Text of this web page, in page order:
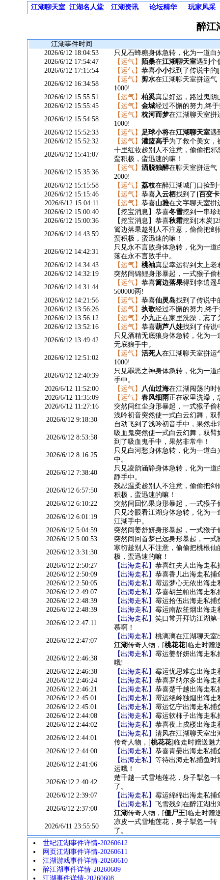
江湖聊天室 江湖名人堂 江湖资讯 论坛精华 玩家风采
醉江
江湖事件时间
2026/6/12 18:04:53
只见石蜂糖身体急转，化为一道
2026/6/12 17:54:47
【运气】 陌桑在江湖聊天室遇到个
2026/6/12 17:15:54
【运气】 恭喜小小找到了传说中的
2026/6/12 16:34:58
【运气】 剪水在江湖聊天室拼运气
1000!
2026/6/12 15:55:51
【运气】 柏奚真是好运，路过鬼阴
2026/6/12 15:55:45
【运气】 金城经过不懈的努力,终
2026/6/12 15:54:58
【运气】 枕河而梦在江湖聊天室拼
1000!
2026/6/12 15:52:33
【运气】 足球小将在江湖聊天室遇
2026/6/12 15:52:32
【运气】 灌篮高手为了救个美女，
2026/6/12 15:41:07
十里红妆趁别人不注意，偷偷把邪
蛮积极，蛮迅速的嘛！
2026/6/12 15:35:36
【运气】 洒脱独醉在聊天室拼运气
2000!
2026/6/12 15:15:58
【运气】 荔枝在醉江湖城门口捡到
2026/6/12 15:15:46
【运气】 恭喜 入云栖找到了 [百变
2026/6/12 15:04:11
【运气】 恭喜山雅在文字聊天室拼
2026/6/12 15:00:40
【挖宝消息】恭喜冬雪挖到一串珍
2026/6/12 15:00:36
【挖宝消息】恭喜秋霜挖到[木炭]2
2026/6/12 14:43:59
篱边落果趁别人不注意，偷偷把剑
蛮积极，蛮迅速的嘛！
2026/6/12 14:42:31
只见永不言败身体急转，化为一
落在永不言败手中。
2026/6/12 14:34:43
【运气】 桃袖真是幸运得到太上老
2026/6/12 14:32:19
突然间锦鲤身形暴起，一式猴子
2026/6/12 14:31:44
【运气】 恭喜篱边落果得到李逍遥
500000两!
2026/6/12 14:21:56
【运气】 恭喜仙灵岛找到了传说中
2026/6/12 13:56:26
【运气】 执歌经过不懈的努力,终
2026/6/12 13:56:12
【运气】 小九正在家里洗澡，忘了
2026/6/12 13:52:16
【运气】 恭喜葫芦八娃找到了传说
2026/6/12 13:49:42
只见酒精无底狼身体急转，化为
无底狼手中。
2026/6/12 12:51:02
【运气】 活死人在江湖聊天室拼运
1000!
2026/6/12 12:40:39
只见罪恶之神身体急转，化为一
手中。
2026/6/12 11:52:00
【运气】 八仙过海在江湖闯荡的时
2026/6/12 11:35:09
【运气】 春风细雨正在家里洗澡，
2026/6/12 11:27:16
突然间红尘身形暴起，一式猴子
2026/6/12 9:18:30
浅吟初音突然使一式白云幻舞，
自动飞到了浅吟初音手中，果然非
2026/6/12 8:53:58
吸血鬼突然使一式白云幻舞，双
到了吸血鬼手中，果然非常牛！
2026/6/12 8:16:25
只见白河愁身体急转，化为一道
中。
2026/6/12 7:38:40
只见凌韵涵静身体急转，化为一
静手中。
2026/6/12 6:57:50
残忍温柔趁别人不注意，偷偷把剑
积极，蛮迅速的嘛！
2026/6/12 6:10:22
突然间回忆果身形暴起，一式猴
2026/6/12 6:01:19
只见冷眼看江湖身体急转，化为
江湖手中。
2026/6/12 5:04:59
突然间姜舒妍身形暴起，一式猴
2026/6/12 5:00:53
突然间回首梦已远身形暴起，一
2026/6/12 3:31:30
寒衍趁别人不注意，偷偷把桃根仙
极，蛮迅速的嘛！
2026/6/12 2:50:27
【出海走私】 恭喜红夫人出海走
2026/6/12 2:50:09
【出海走私】 恭喜香儿出海走私
2026/6/12 2:50:05
【出海走私】 霉运梦心无依出海走
2026/6/12 2:49:07
【出海走私】 恭喜胡兰帕出海走
2026/6/12 2:48:39
【出海走私】 霉运拾伍出海走私捕
2026/6/12 2:48:39
【出海走私】 霉运南故笙烟出海走
2026/6/12 2:47:11
【出海走私】 笑口常开拜访江湖第
慕啊！
2026/6/12 2:47:07
【出海走私】 桃漓漓在江湖聊天室
江湖传奇人物，[桃花花]临走时赠
2026/6/12 2:46:38
【出海走私】 霉运姜舒妍出海走私
哦!
2026/6/12 2:46:38
【出海走私】 霉运忧思难忘出海走
2026/6/12 2:46:24
【出海走私】 恭喜罗纳尔多出海
2026/6/12 2:46:21
【出海走私】 恭喜楚千越出海走
2026/6/12 2:45:01
【出海走私】 霉运绝岭独烟出海走
2026/6/12 2:45:01
【出海走私】 霉运忆宁出海走私捕
2026/6/12 2:44:08
【出海走私】 霉运软柿子出海走私
2026/6/12 2:44:02
【出海走私】 恭喜夜上戍楼出海走
2026/6/12 2:44:01
【出海走私】 清风在江湖聊天室出
传奇人物，[桃花花]临走时赠送魅
2026/6/12 2:44:00
【出海走私】 恭喜青晏出海走私捕
2026/6/12 2:41:06
【出海走私】 等待出海走私捕鱼时
运哦！
2026/6/12 2:40:42
楚千越一式雪地莲花，身子掣忽
了。
2026/6/12 2:39:07
【出海走私】 霉运綿綿出海走私捕
2026/6/12 2:37:00
【出海走私】
飞雪残剑在醉江湖
江湖传奇人物，[僵尸王]临走时赠
2026/6/11 23:55:50
凉皮一式雪地莲花，身子掣忽一
了。
世纪江湖事件详情-20260612
网页江湖事件详情-20260611
江湖游戏事件详情-20260610
醉江湖事件详情-20260609
江湖事件详情-20260608